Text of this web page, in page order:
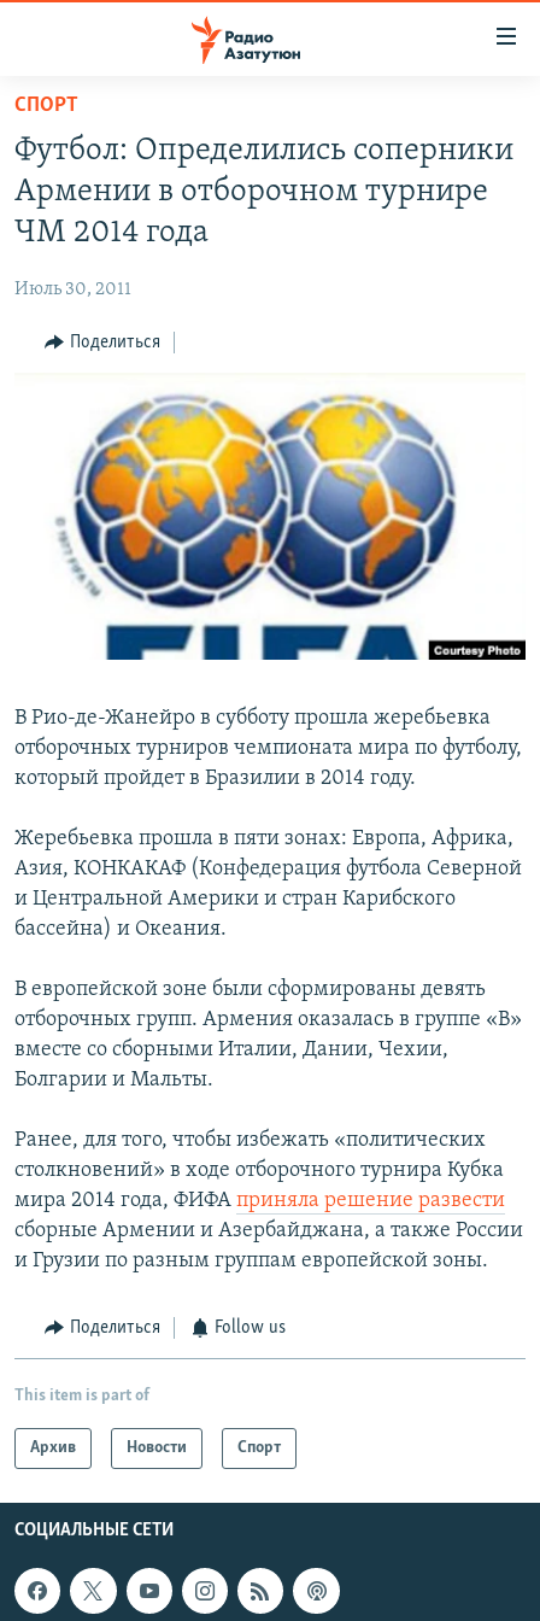
Перейти
основному
содержанию
Перейти
основной
Перейти
ГЛАВНАЯ
НОВОСТИ
ПОЛИТИКА
ЭКОНОМИКА
РЕГИОН
НАГОРНЫЙ КАРАБАХ
КУЛЬТУРА
СПОРТ
АРХИВ
Հայերեն
Все сайты Радио Азатутюн
СПОРТ
Футбол: Определились соперники
Армении в отборочном турнире
ЧМ 2014 года
Июль 30, 2011
Поделиться
В Рио-де-Жанейро в субботу прошла жеребьевка
отборочных турниров чемпионата мира по футболу,
который пройдет в Бразилии в 2014 году.
Жеребьевка прошла в пяти зонах: Европа, Африка,
Азия, КОНКАКАФ (Конфедерация футбола Северной
и Центральной Америки и стран Карибского
бассейна) и Океания.
В европейской зоне были сформированы девять
отборочных групп. Армения оказалась в группе «B»
вместе со сборными Италии, Дании, Чехии,
Болгарии и Мальты.
Ранее, для того, чтобы избежать «политических
столкновений» в ходе отборочного турнира Кубка
мира 2014 года, ФИФА приняла решение развести
сборные Армении и Азербайджана, а также России
и Грузии по разным группам европейской зоны.
Поделиться Follow us
This item is part of
Архив Новости Спорт
СОЦИАЛЬНЫЕ СЕТИ